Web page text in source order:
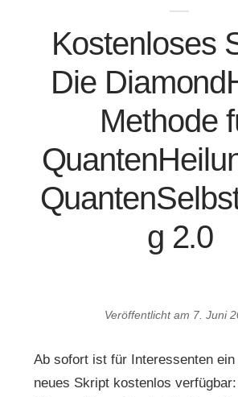
Kostenloses
Die
Methode
g 2.0
Veröffentlicht am 7. Juni
Ab sofort ist für Interessenten
neues Skript kostenlos verfügbar: